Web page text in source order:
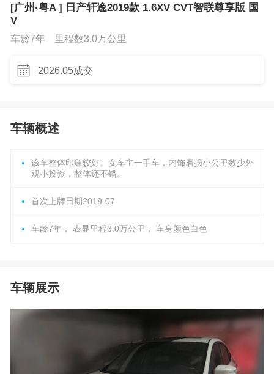
[广州·粤A ] 日产轩逸2019款 1.6XV CVT智联尊享版 国
V
车龄7年 里程数3.0万公里
2026.05成交
车辆概述
该车整体印象较好。女车主一手车，内饰磨损小公里数少外
观小投资，整体还不错。
首次上牌日期2019-07
车龄7年， 表显里程3.0万公里， 车身颜色白色
车辆展示